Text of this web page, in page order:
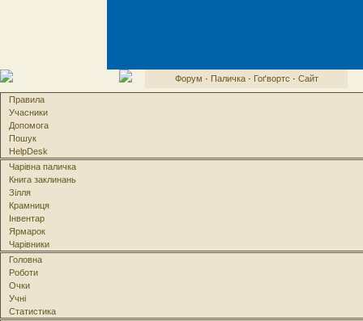
Форум · Паличка· Гоґвортс · Сайт
Правила
Учасники
Допомога
Пошук
HelpDesk
Чарівна паличка
Книга заклинань
Зілля
Крамниця
Інвентар
Ярмарок
Чарівники
Головна
Роботи
Очки
Учні
Статистика